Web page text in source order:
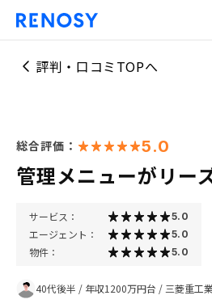
評判・口コミTOPへ
総合評価： 5.0
管理メニューがリー
サービス： 5.0
エージェント： 5.0
物件： 5.0
40代後半 / 年収1200万円台 / 三菱重工